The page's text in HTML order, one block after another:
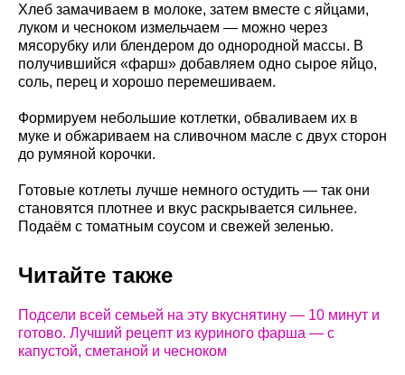
Хлеб замачиваем в молоке, затем вместе с яйцами,
луком и чесноком измельчаем — можно через
мясорубку или блендером до однородной массы. В
получившийся «фарш» добавляем одно сырое яйцо,
соль, перец и хорошо перемешиваем.
Формируем небольшие котлетки, обваливаем их в
муке и обжариваем на сливочном масле с двух сторон
до румяной корочки.
Готовые котлеты лучше немного остудить — так они
становятся плотнее и вкус раскрывается сильнее.
Подаём с томатным соусом и свежей зеленью.
Читайте также
Подсели всей семьей на эту вкуснятину — 10 минут и
готово. Лучший рецепт из куриного фарша — с
капустой, сметаной и чесноком